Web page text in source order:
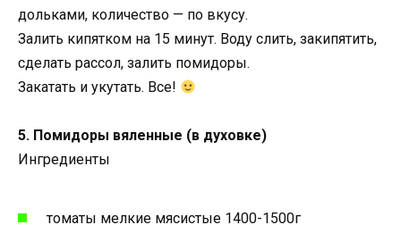
дольками, количество — по вкусу.
Залить кипятком на 15 минут. Воду слить, закипятить,
сделать рассол, залить помидоры.
Закатать и укутать. Все!
5. Помидоры вяленные (в духовке)
Ингредиенты
томаты мелкие мясистые 1400-1500г